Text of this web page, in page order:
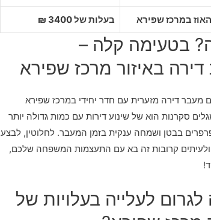
בעלות של 3400 ₪
בטעימה קלה –
באיזור מרכז שפירא
מעבר דירה מזערית עם חדר יחידי במרכז שפירא
סקרנות הוא של שינוע דירות עם כמות גדולה יותר
בבטן ושמחה ענקית בזמן המעבר. לחלוטין, לבצע
קרובות זה בא עם התעצמות המשפחה שלכם,
לעלייה בעלויות של